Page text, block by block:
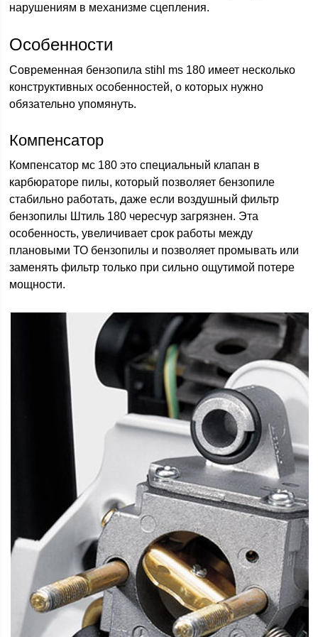
нарушениям в механизме сцепления.
Особенности
Современная бензопила stihl ms 180 имеет несколько
конструктивных особенностей, о которых нужно
обязательно упомянуть.
Компенсатор
Компенсатор мс 180 это специальный клапан в
карбюраторе пилы, который позволяет бензопиле
стабильно работать, даже если воздушный фильтр
бензопилы Штиль 180 чересчур загрязнен. Эта
особенность, увеличивает срок работы между
плановыми ТО бензопилы и позволяет промывать или
заменять фильтр только при сильно ощутимой потере
мощности.